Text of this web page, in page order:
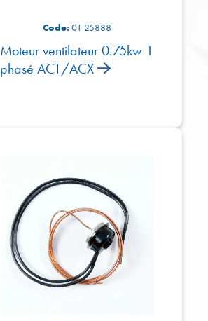
Code:01 25888
Moteur ventilateur 0.75kw 1
phasé ACT/ACX